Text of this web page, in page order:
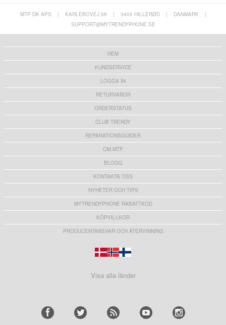
MTP DK APS | KARLEBOVEJ 59 | 3400 HILLERØD | DANMARK
|
SUPPORT@MYTRENDYPHONE.SE
HEM
KUNDSERVICE
LOGGA IN
RETURVAROR
ORDERSTATUS
CLUB TRENDY
REPARATIONSGUIDER
OM MTP
BLOGG
KONTAKTA OSS
NYHETER OCH TIPS
MYTRENDYPHONE RABATTKOD
KÖPVILLKOR
PRODUCENTANSVAR OCH ÅTERVINNING
Visa alla länder